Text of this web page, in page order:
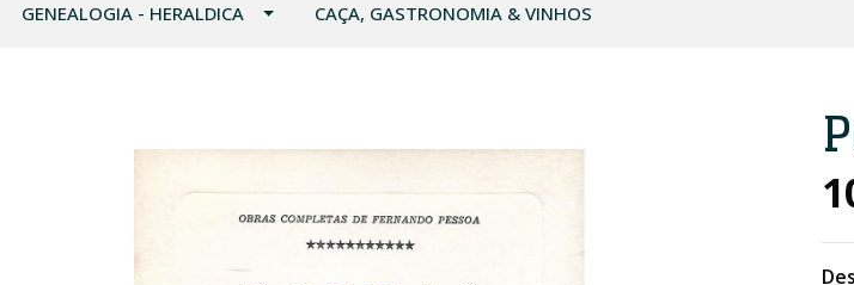
GENEALOGIA - HERALDICA CAÇA, GASTRONOMIA & VINHOS